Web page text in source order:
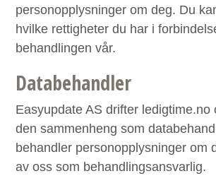
personopplysninger om deg. Du
hvilke rettigheter du har i
behandlingen vår.
Databehandler
Easyupdate AS drifter ledigtime.no
den sammenheng som
behandler personopplysninger om
av oss som behandlingsansvarlig.